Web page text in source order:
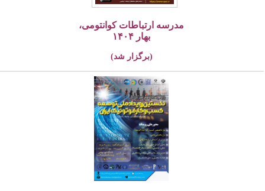
مدرسه ارتباطات کوانتومی،
بهار ۱۴۰۴
(برگزار شد)